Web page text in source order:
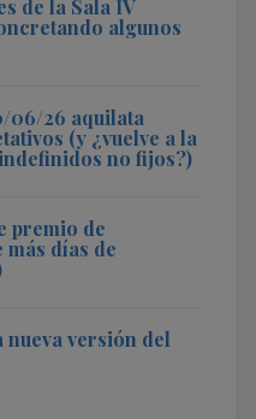
de la Sala IV
algunos
06/26 aquilata
(y ¿vuelve a la
no fijos?)
premio de
días de
versión del